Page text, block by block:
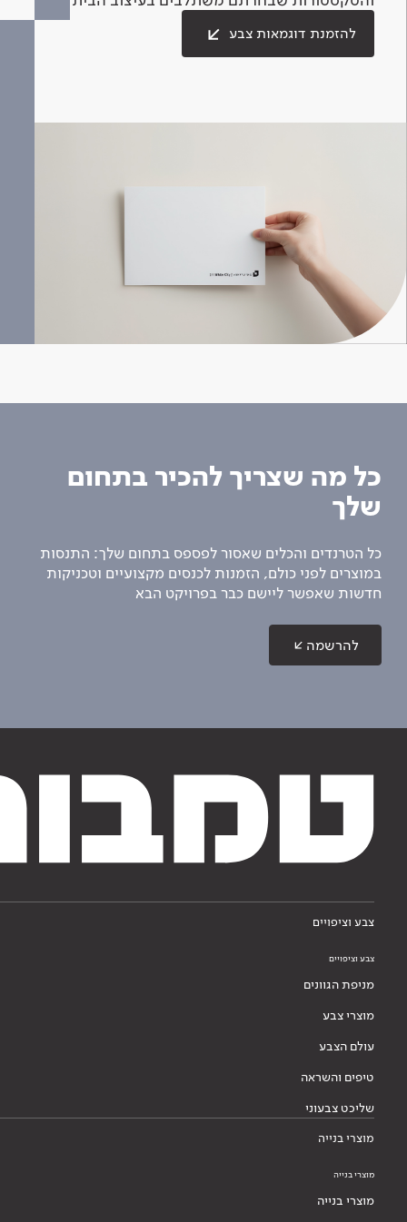
להזמנת דוגמאות צבע
כל מה שצריך להכיר בתחום
שלך
כל הטרנדים והכלים שאסור לפספס בתחום שלך: התנסות
במוצרים לפני כולם, הזמנות לכנסים מקצועיים וטכניקות
חדשות שאפשר ליישם כבר בפרויקט הבא
להרשמה
צבע וציפויים
צבע וציפויים
מניפת הגוונים
מוצרי צבע
עולם הצבע
טיפים והשראה
שליכט צבעוני
מוצרי בנייה
מוצרי בנייה
מוצרי בנייה